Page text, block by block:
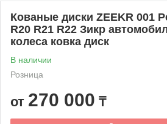
Кованые диски ZEEKR 001
R20 R21 R22 Зикр
колеса ковка диск
В наличии
Розница
от 270 000 ₸